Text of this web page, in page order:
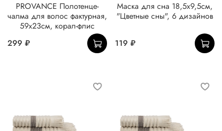
PROVANCE Полотенце-
чалма для волос фактурная,
59х23см, корал-флис
299 ₽
Маска для сна 18,5х9,5см,
"Цветные сны", 6 дизайнов
119 ₽